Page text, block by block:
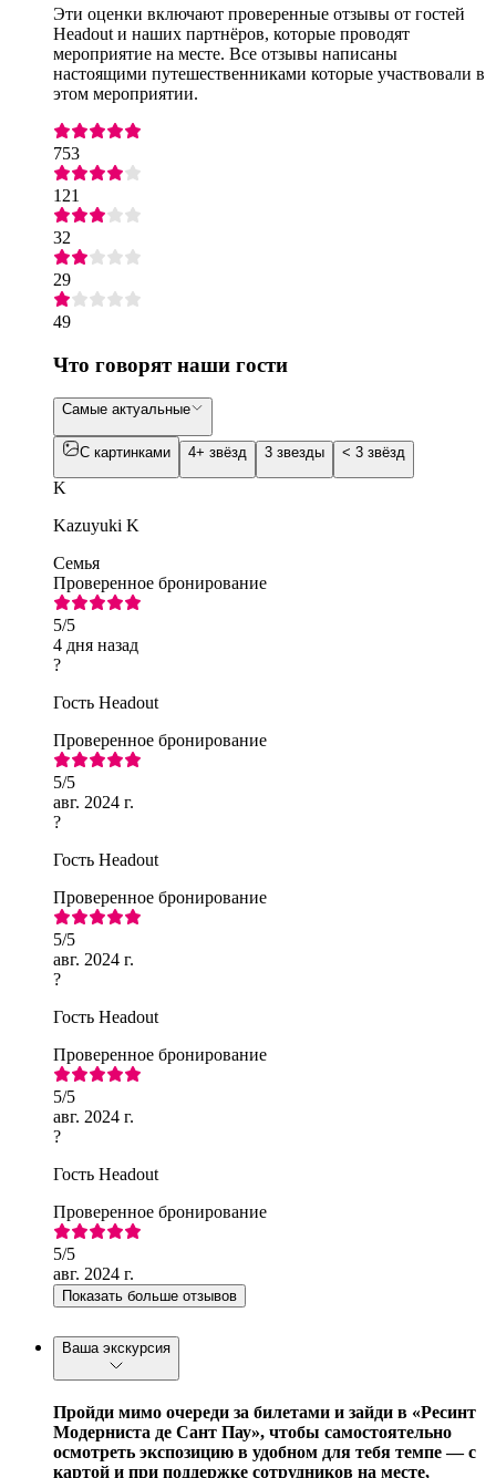
Эти оценки включают проверенные отзывы от гостей
Headout и наших партнёров, которые проводят
мероприятие на месте. Все отзывы написаны
настоящими путешественниками которые участвовали в
этом мероприятии.
753
121
32
29
49
Что говорят наши гости
Самые актуальные
С картинками 4+ звёзд 3 звезды < 3 звёзд
K
Kazuyuki K
Семья
Проверенное бронирование
5/5
4 дня назад
?
Гость Headout
Проверенное бронирование
5/5
авг. 2024 г.
?
Гость Headout
Проверенное бронирование
5/5
авг. 2024 г.
?
Гость Headout
Проверенное бронирование
5/5
авг. 2024 г.
?
Гость Headout
Проверенное бронирование
5/5
авг. 2024 г.
Показать больше отзывов
Ваша экскурсия
Пройди мимо очереди за билетами и зайди в «Ресинт
Модерниста де Сант Пау», чтобы самостоятельно
осмотреть экспозицию в удобном для тебя темпе — с
картой и при поддержке сотрудников на месте,